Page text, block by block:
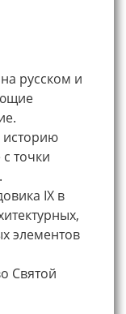
русском и
точки
IX в
элементов
Святой